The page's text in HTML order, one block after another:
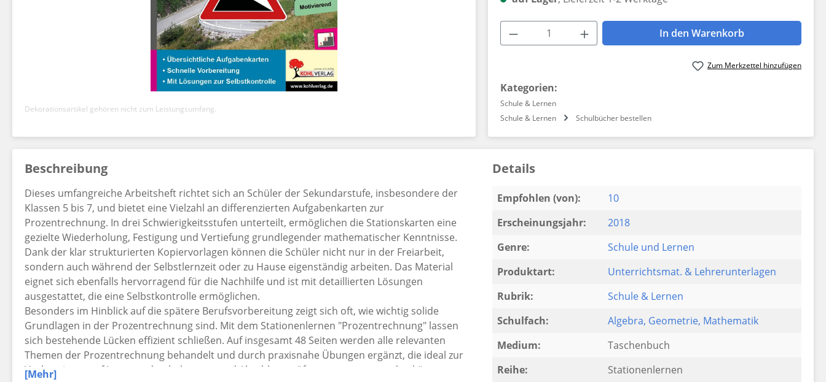
Dekorationsartikel gehören nicht zum Leistungsumfang.
Produkt Anzahl: Gib den gewünschten Wert
In den Warenkorb
Zum Merkzettel hinzufügen
Kategorien:
Schule & Lernen
Schule & Lernen
Schulbücher bestellen
Beschreibung
Dieses umfangreiche Arbeitsheft richtet sich an Schüler der Sekundarstufe, insbesondere der
Klassen 5 bis 7, und bietet eine Vielzahl an differenzierten Aufgabenkarten zur
Prozentrechnung. In drei Schwierigkeitsstufen unterteilt, ermöglichen die Stationskarten eine
gezielte Wiederholung, Festigung und Vertiefung grundlegender mathematischer Kenntnisse.
Dank der klar strukturierten Kopiervorlagen können die Schüler nicht nur in der Freiarbeit,
sondern auch während der Selbstlernzeit oder zu Hause eigenständig arbeiten. Das Material
eignet sich ebenfalls hervorragend für die Nachhilfe und ist mit detaillierten Lösungen
ausgestattet, die eine Selbstkontrolle ermöglichen.
Besonders im Hinblick auf die spätere Berufsvorbereitung zeigt sich oft, wie wichtig solide
Grundlagen in der Prozentrechnung sind. Mit dem Stationenlernen "Prozentrechnung" lassen
sich bestehende Lücken effizient schließen. Auf insgesamt 48 Seiten werden alle relevanten
Themen der Prozentrechnung behandelt und durch praxisnahe Übungen ergänzt, die ideal zur
Vorbereitung auf Lernstandserhebungen und Abschlussprüfungen genutzt werden können.
[Mehr]
Details
Empfohlen (von):
10
Erscheinungsjahr:
2018
Genre:
Schule und Lernen
Produktart:
Unterrichtsmat. & Lehrerunterlagen
Rubrik:
Schule & Lernen
Schulfach:
Algebra, Geometrie, Mathematik
Medium:
Taschenbuch
Reihe:
Stationenlernen